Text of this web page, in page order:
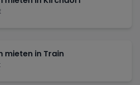
mieten in Train